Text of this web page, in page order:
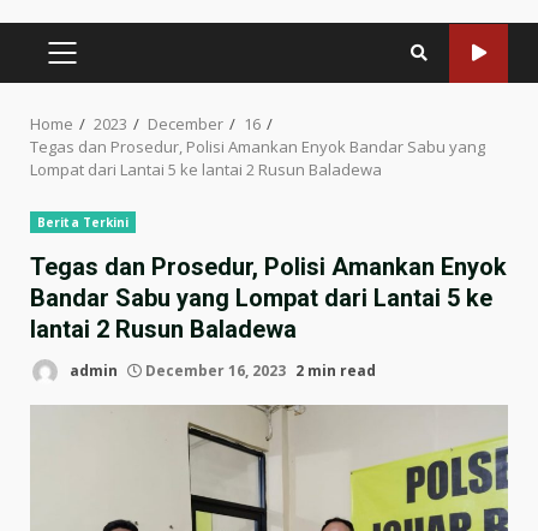
PRIMARY
Home 2023 December
16
Tegas dan Prosedur, Polisi Amankan Enyok Bandar Sabu yang
Lompat dari Lantai 5 ke lantai 2 Rusun Baladewa
Berita Terkini
Tegas dan Prosedur, Polisi Amankan Enyok
Bandar Sabu yang Lompat dari Lantai 5 ke
lantai 2 Rusun Baladewa
admin December 16, 2023 2 min read